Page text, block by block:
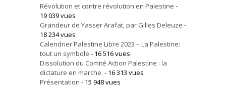
Révolution et contre révolution en Palestine -
19 039 vues
Grandeur de Yasser Arafat, par Gilles Deleuze -
18 234 vues
Calendrier Palestine Libre 2023 – La Palestine:
tout un symbole - 16 516 vues
Dissolution du Comité Action Palestine : la
dictature en marche. - 16 313 vues
Présentation - 15 948 vues